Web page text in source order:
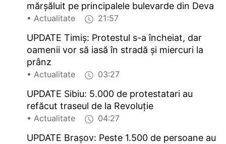
mărșăluit pe principalele bulevarde din Deva
• Actualitate 21:57
UPDATE Timiș: Protestul s-a încheiat, dar
oamenii vor să iasă în stradă și miercuri la
prânz
• Actualitate 03:27
UPDATE Sibiu: 5.000 de protestatari au
refăcut traseul de la Revoluție
• Actualitate 04:27
UPDATE Brașov: Peste 1.500 de persoane au